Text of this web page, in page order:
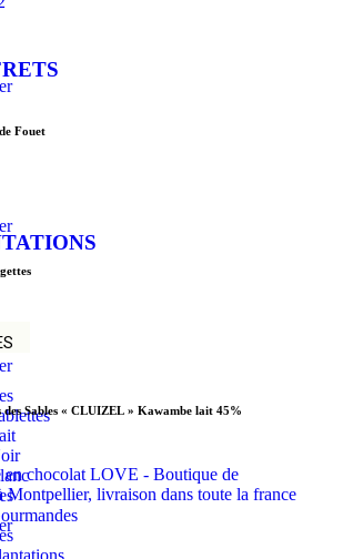
Fouet
des Sables « CLUIZEL » Kawambe lait 45%